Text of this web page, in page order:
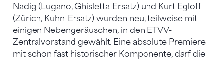
Nadig (Lugano, Ghisletta-Ersatz) und Kurt Egloff
(Zürich, Kuhn-Ersatz) wurden neu, teilweise mit
einigen Nebengeräuschen, in den ETVV-
Zentralvorstand gewählt. Eine absolute Premiere
mit schon fast historischer Komponente, darf die